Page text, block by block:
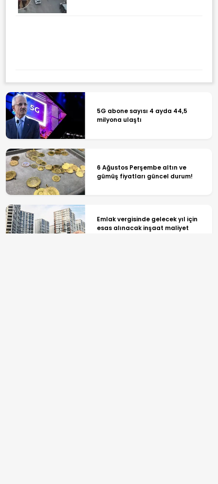
5G abone sayısı 4 ayda 44,5
milyona ulaştı
6 Ağustos Perşembe altın ve
gümüş fiyatları güncel durum!
Emlak vergisinde gelecek yıl için
esas alınacak inşaat maliyet